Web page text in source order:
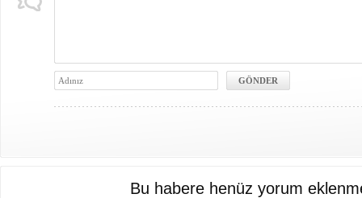
Bu habere henüz yorum